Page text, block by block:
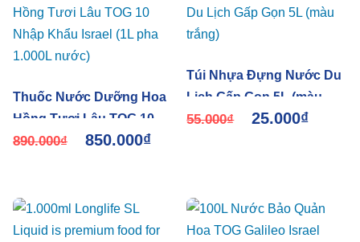
Thuốc Nước Dưỡng Hoa
Hồng Tươi Lâu TOG 10
Nhập Khẩu Israel (1L pha
890.000₫ 850.000₫
Túi Nhựa Đựng Nước Du
Lịch Gấp Gọn 5L (màu
trắng)
55.000₫ 25.000₫